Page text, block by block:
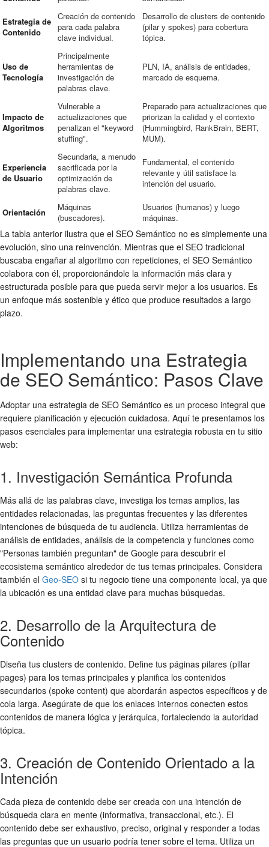
Estrategia de
Contenido
Creación de contenido
para cada palabra
clave individual.
Desarrollo de clusters de contenido
(pilar y spokes) para cobertura
tópica.
Uso de
Tecnología
Principalmente
herramientas de
investigación de
palabras clave.
PLN, IA, análisis de entidades,
marcado de esquema.
Impacto de
Algoritmos
Vulnerable a
actualizaciones que
penalizan el "keyword
stuffing".
Preparado para actualizaciones que
priorizan la calidad y el contexto
(Hummingbird, RankBrain, BERT,
MUM).
Experiencia
de Usuario
Secundaria, a menudo
sacrificada por la
optimización de
palabras clave.
Fundamental, el contenido
relevante y útil satisface la
intención del usuario.
Orientación
Máquinas
(buscadores).
Usuarios (humanos) y luego
máquinas.
La tabla anterior ilustra que el SEO Semántico no es simplemente una
evolución, sino una reinvención. Mientras que el SEO tradicional
buscaba engañar al algoritmo con repeticiones, el SEO Semántico
colabora con él, proporcionándole la información más clara y
estructurada posible para que pueda servir mejor a los usuarios. Es
un enfoque más sostenible y ético que produce resultados a largo
plazo.
Implementando una Estrategia
de SEO Semántico: Pasos Clave
Adoptar una estrategia de SEO Semántico es un proceso integral que
requiere planificación y ejecución cuidadosa. Aquí te presentamos los
pasos esenciales para implementar una estrategia robusta en tu sitio
web:
1. Investigación Semántica Profunda
Más allá de las palabras clave, investiga los temas amplios, las
entidades relacionadas, las preguntas frecuentes y las diferentes
intenciones de búsqueda de tu audiencia. Utiliza herramientas de
análisis de entidades, análisis de la competencia y funciones como
"Personas también preguntan" de Google para descubrir el
ecosistema semántico alrededor de tus temas principales. Considera
también el Geo-SEO si tu negocio tiene una componente local, ya que
la ubicación es una entidad clave para muchas búsquedas.
2. Desarrollo de la Arquitectura de
Contenido
Diseña tus clusters de contenido. Define tus páginas pilares (pillar
pages) para los temas principales y planifica los contenidos
secundarios (spoke content) que abordarán aspectos específicos y de
cola larga. Asegúrate de que los enlaces internos conecten estos
contenidos de manera lógica y jerárquica, fortaleciendo la autoridad
tópica.
3. Creación de Contenido Orientado a la
Intención
Cada pieza de contenido debe ser creada con una intención de
búsqueda clara en mente (informativa, transaccional, etc.). El
contenido debe ser exhaustivo, preciso, original y responder a todas
las preguntas que un usuario podría tener sobre el tema. Utiliza un